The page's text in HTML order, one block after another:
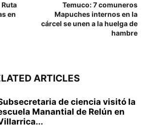
en
Temuco: 7 comuneros
Mapuches internos en la
cárcel se unen a la huelga de
hambre
ARTICLES
de ciencia visitó la
Manantial de Relún en